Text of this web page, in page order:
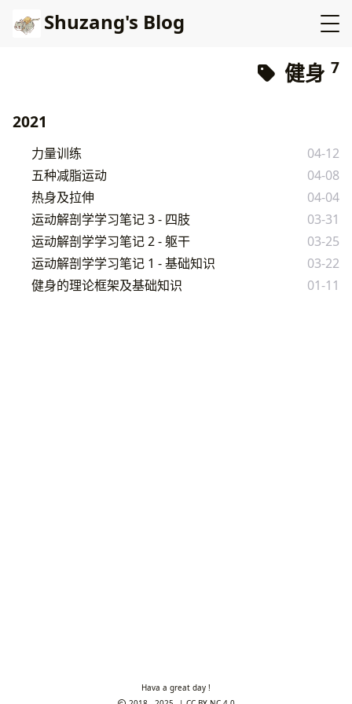
Shuzang's Blog
健身 7
2021
力量训练
04-12
五种减脂运动
04-08
热身及拉伸
04-04
运动解剖学学习笔记 3 - 四肢
03-31
运动解剖学学习笔记 2 - 躯干
03-25
运动解剖学学习笔记 1 - 基础知识
03-22
健身的理论框架及基础知识
01-11
Hava a great day !